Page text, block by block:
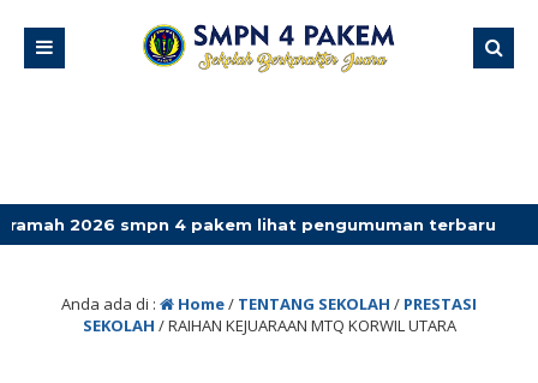
4 pakem lihat pengumuman terbaru
Anda ada di : Home/ TENTANG SEKOLAH / PRESTASI
SEKOLAH /RAIHAN KEJUARAAN MTQ KORWIL UTARA